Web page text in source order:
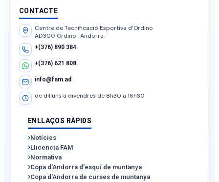
CONTACTE
Centre de Tecnificació Esportiva d’Ordino
AD300 Ordino · Andorra
+(376) 890 384
+(376) 621 808
info@fam.ad
de dilluns a divendres de 8h30 a 16h30
ENLLAÇOS RÀPIDS
Notícies
Llicència FAM
Normativa
Copa d'Andorra d'esquí de muntanya
Copa d'Andorra de curses de muntanya